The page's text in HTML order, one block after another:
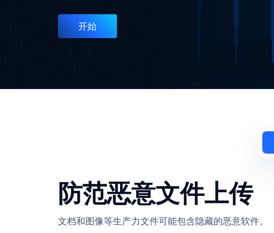
开始
防范恶意文件上传
文档和图像等生产力文件可能包含隐藏的恶意软件。